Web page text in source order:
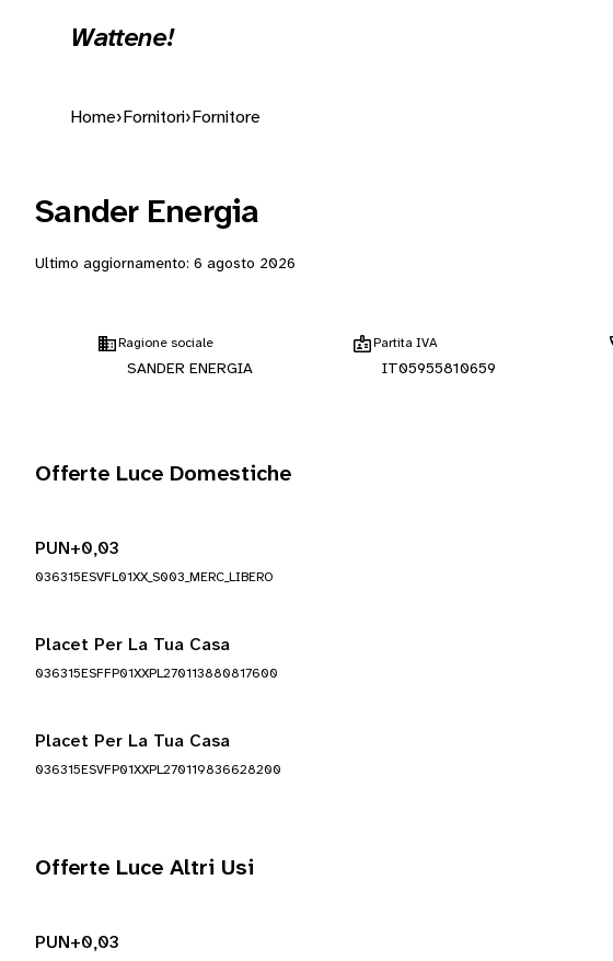
Wattene!
Home› Fornitori› Fornitore
Sander Energia
Ultimo aggiornamento: 6 agosto 2026
Ragione sociale
SANDER ENERGIA
Partita IVA
IT05955810659
Offerte Luce Domestiche
PUN+0,03
036315ESVFL01XX_S003_MERC_LIBERO
Placet Per La Tua Casa
036315ESFFP01XXPL270113880817600
Placet Per La Tua Casa
036315ESVFP01XXPL270119836628200
Offerte Luce Altri Usi
PUN+0,03